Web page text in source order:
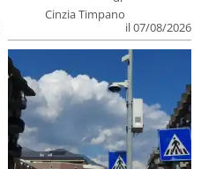
Cinzia Timpano
il 07/08/2026